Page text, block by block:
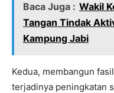
Baca Juga : Wakil
Tangan Tindak
Kampung Jabi
Kedua, membangun
terjadinya peningkatan